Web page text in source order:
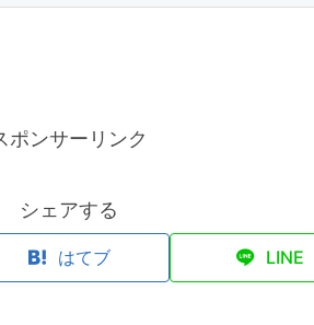
ポンサーリンク
シェアする
はてブ LINE